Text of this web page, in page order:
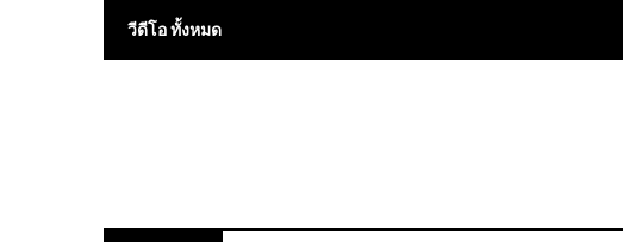
วีดีโอ ทั้งหมด